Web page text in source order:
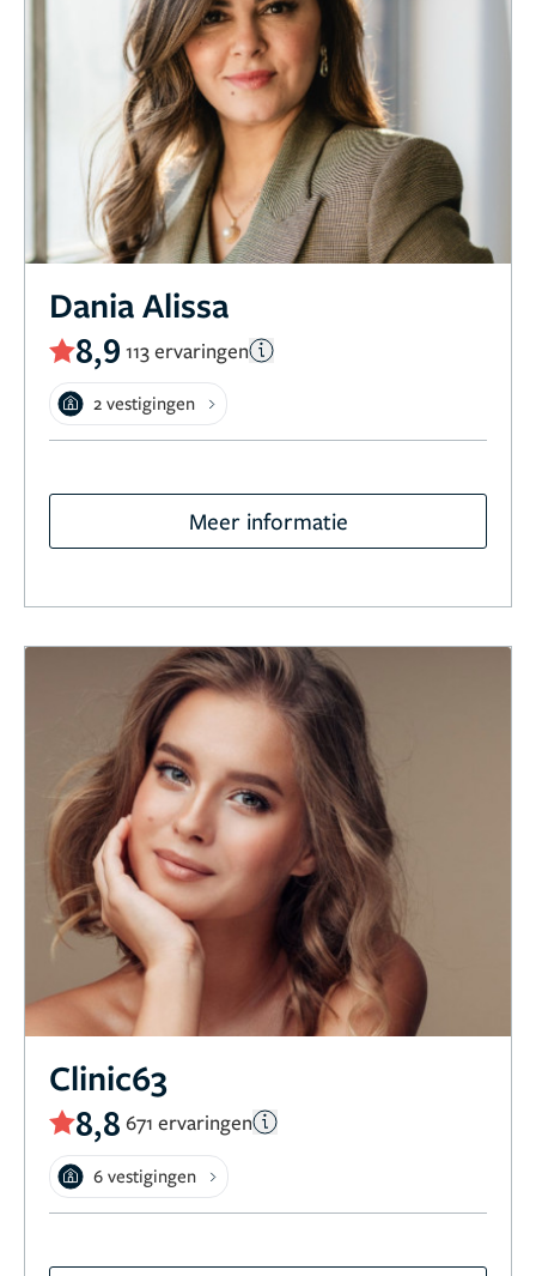
Dania Alissa
8,9 113 ervaringen
2 vestigingen
Meer informatie
Clinic63
8,8 671 ervaringen
6 vestigingen